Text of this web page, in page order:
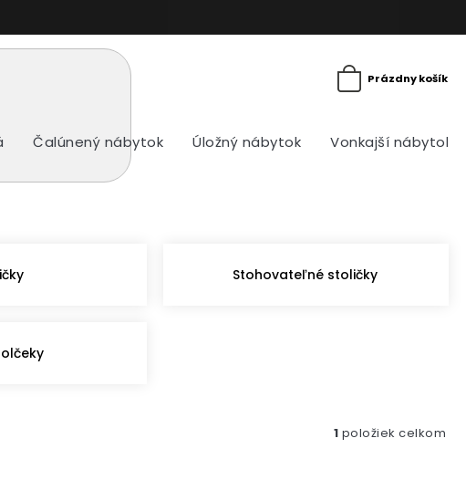
Prázdny košík
Čalúnený nábytok Úložný nábytok Vonkajší nábytok
Stohovateľné stoličky
1 položiek celkom